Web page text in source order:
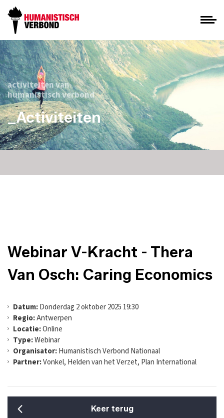
activiteiten van
humanistisch verbond
_Activiteiten
Webinar V-Kracht - Thera
Van Osch: Caring Economics
Datum:Donderdag 2 oktober 2025 19:30
Regio:Antwerpen
Locatie:Online
Type:Webinar
Organisator:Humanistisch Verbond Nationaal
Partner:Vonkel, Helden van het Verzet, Plan International
Keer terug